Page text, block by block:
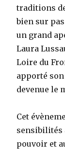
traditions
bien sur
un grand
Laura
Loire du
apporté
devenue le
Cet
sensibilités
pouvoir et